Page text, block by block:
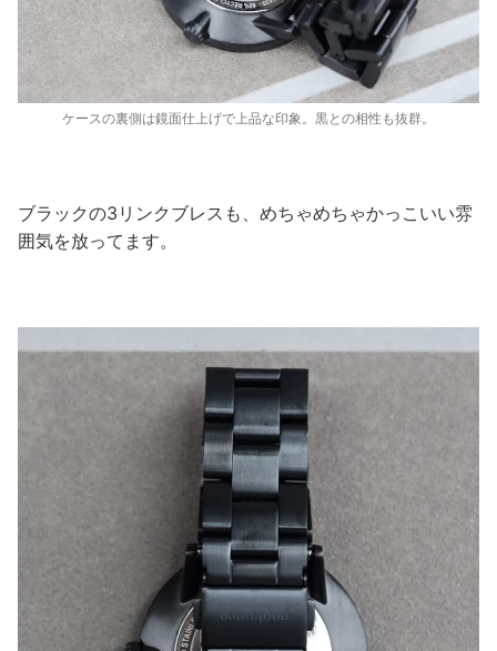
ケースの裏側は鏡面仕上げで上品な印象。黒との相性も抜群。
ブラックの3リンクブレスも、めちゃめちゃかっこいい雰
囲気を放ってます。